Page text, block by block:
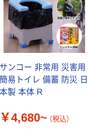
サンコー 非常用 災害用
簡易トイレ 備蓄 防災 日
本製 本体 R
￥4,680~ （税込）